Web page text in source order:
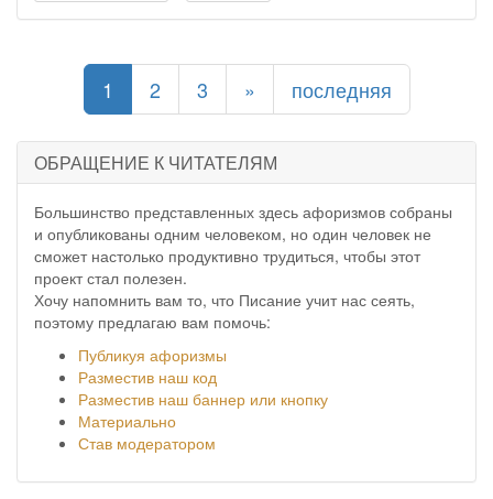
1 (current)
2 3 » последняя
ОБРАЩЕНИЕ К ЧИТАТЕЛЯМ
Большинство представленных здесь афоризмов собраны
и опубликованы одним человеком, но один человек не
сможет настолько продуктивно трудиться, чтобы этот
проект стал полезен.
Хочу напомнить вам то, что Писание учит нас сеять,
поэтому предлагаю вам помочь:
Публикуя афоризмы
Разместив наш код
Разместив наш баннер или кнопку
Материально
Став модератором